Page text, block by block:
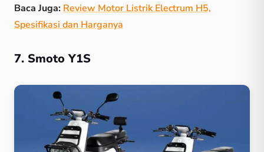
Baca Juga: Review Motor Listrik Electrum H5,
Spesifikasi dan Harganya
7. Smoto Y1S